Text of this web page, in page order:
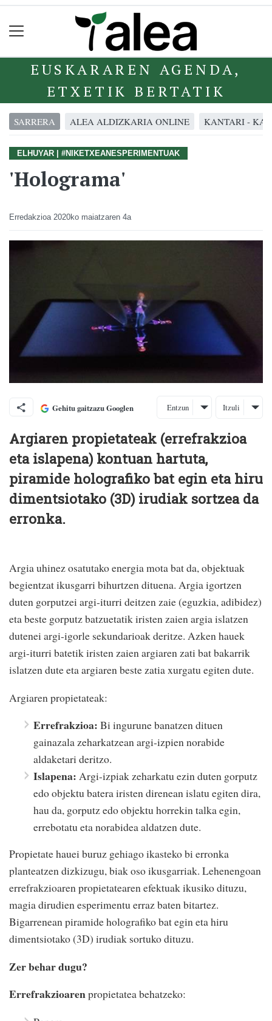
EUSKARAREN AGENDA,
ETXETIK BERTATIK
SARRERA ALEA ALDIZKARIA ONLINE KANTARI -
ELHUYAR | #NIKETXEANESPERIMENTUAK
'Holograma'
Erredakzioa 2020ko maiatzaren 4a
Gehitu gaitzazu Googlen Entzun Itzuli
Argiaren propietateak (errefrakzioa
eta islapena) kontuan hartuta,
piramide holografiko bat egin eta hiru
dimentsiotako (3D) irudiak sortzea da
erronka.
Argia uhinez osatutako energia mota bat da, objektuak
begientzat ikusgarri bihurtzen dituena. Argia igortzen
duten gorputzei argi-iturri deitzen zaie (eguzkia, adibidez)
eta beste gorputz batzuetatik iristen zaien argia islatzen
dutenei argi-igorle sekundarioak deritze. Azken hauek
argi-iturri batetik iristen zaien argiaren zati bat bakarrik
islatzen dute eta argiaren beste zatia xurgatu egiten dute.
Argiaren propietateak:
Errefrakzioa: Bi ingurune banatzen dituen
gainazala zeharkatzean argi-izpien norabide
aldaketari deritzo.
Islapena: Argi-izpiak zeharkatu ezin duten gorputz
edo objektu batera iristen direnean islatu egiten dira,
hau da, gorputz edo objektu horrekin talka egin,
errebotatu eta norabidea aldatzen dute.
Propietate hauei buruz gehiago ikasteko bi erronka
planteatzen dizkizugu, biak oso ikusgarriak. Lehenengoan
errefrakzioaren propietatearen efektuak ikusiko dituzu,
magia dirudien esperimentu erraz baten bitartez.
Bigarrenean piramide holografiko bat egin eta hiru
dimentsiotako (3D) irudiak sortuko dituzu.
Zer behar dugu?
Errefrakzioarenpropietatea behatzeko: